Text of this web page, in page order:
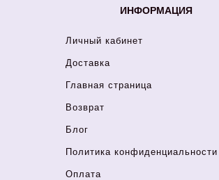
ИНФОРМАЦИЯ
Личный кабинет
Доставка
Главная страница
Возврат
Блог
Политика конфиденциальности
Оплата